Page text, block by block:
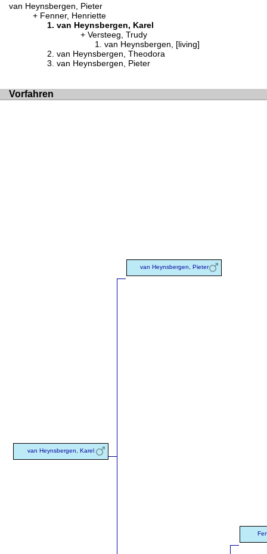
van Heynsbergen, Pieter
Fenner, Henriette
van Heynsbergen, Karel
Versteeg, Trudy
van Heynsbergen, [living]
van Heynsbergen, Theodora
van Heynsbergen, Pieter
Vorfahren
van Heynsbergen, Karel
van Heynsbergen, Pieter